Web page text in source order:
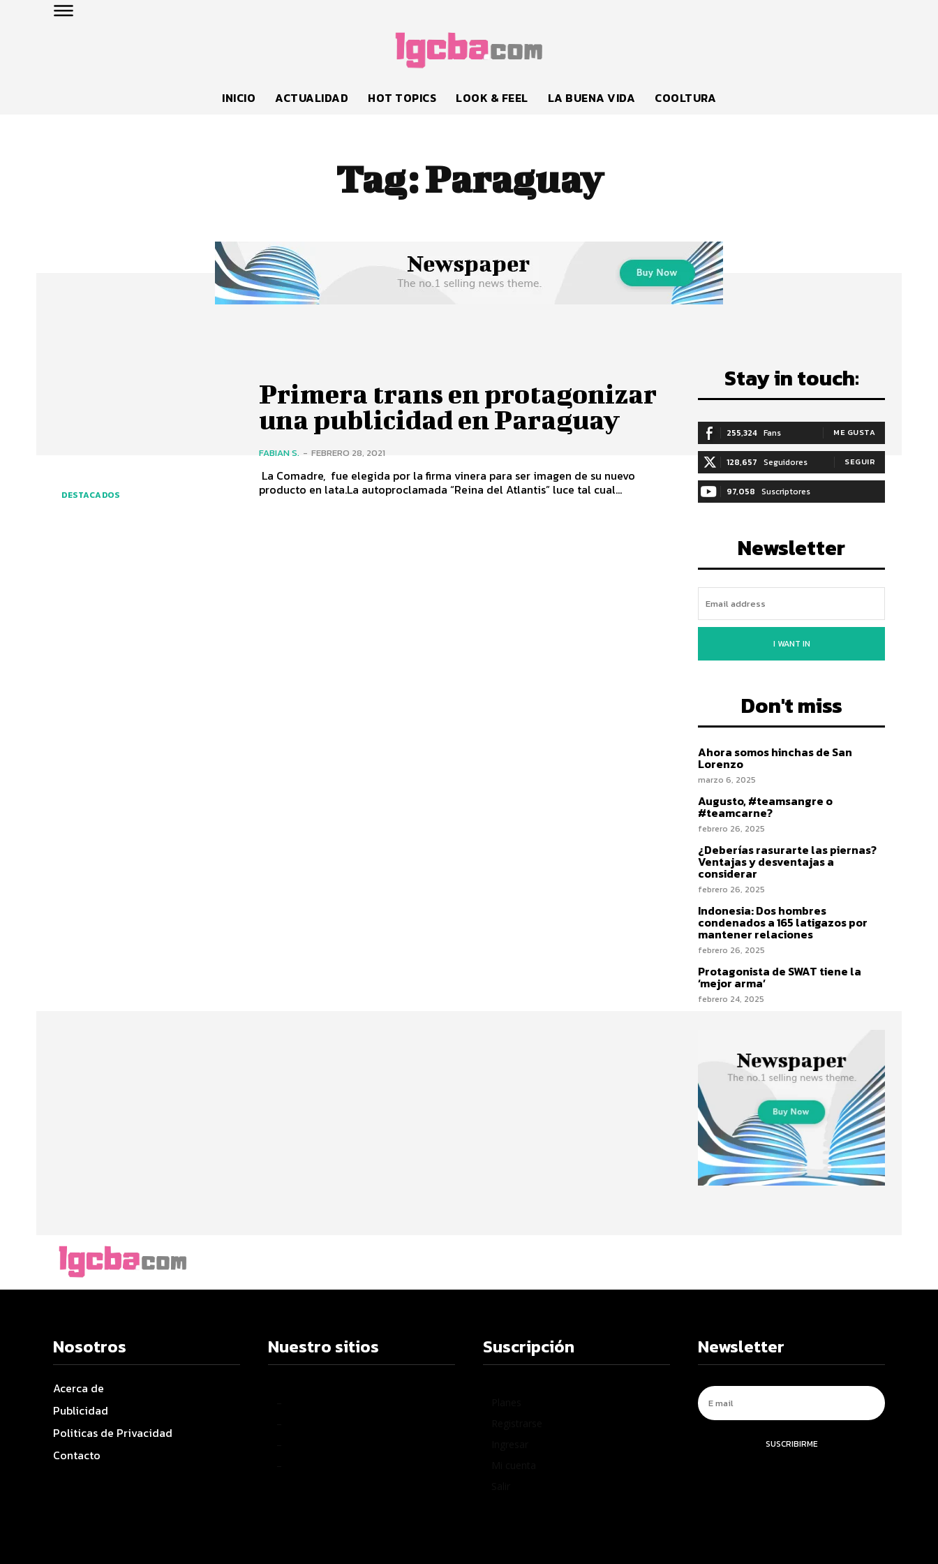
INICIO ACTUALIDAD HOT TOPICS LOOK & FEEL LA BUENA VIDA COOLTURA
Tag:Paraguay
DESTACADOS
Primera trans en protagonizar
una publicidad en Paraguay
FABIAN S. - FEBRERO 28, 2021
La Comadre, fue elegida por la firma vinera para ser imagen de su nuevo
producto en lata.La autoproclamada “Reina del Atlantis” luce tal cual...
Stay in touch:
255,324 Fans ME GUSTA
128,657 Seguidores SEGUIR
97,058 Suscriptores
Newsletter
I WANT IN
Don't miss
Ahora somos hinchas de San
Lorenzo
marzo 6, 2025
Augusto, #teamsangre o
#teamcarne?
febrero 26, 2025
¿Deberías rasurarte las piernas?
Ventajas y desventajas a
considerar
febrero 26, 2025
Indonesia: Dos hombres
condenados a 165 latigazos por
mantener relaciones
febrero 26, 2025
Protagonista de SWAT tiene la
‘mejor arma’
febrero 24, 2025
Nosotros
Acerca de
Publicidad
Politicas de Privacidad
Contacto
Nuestro sitios Suscripción Newsletter
SUSCRIBIRME